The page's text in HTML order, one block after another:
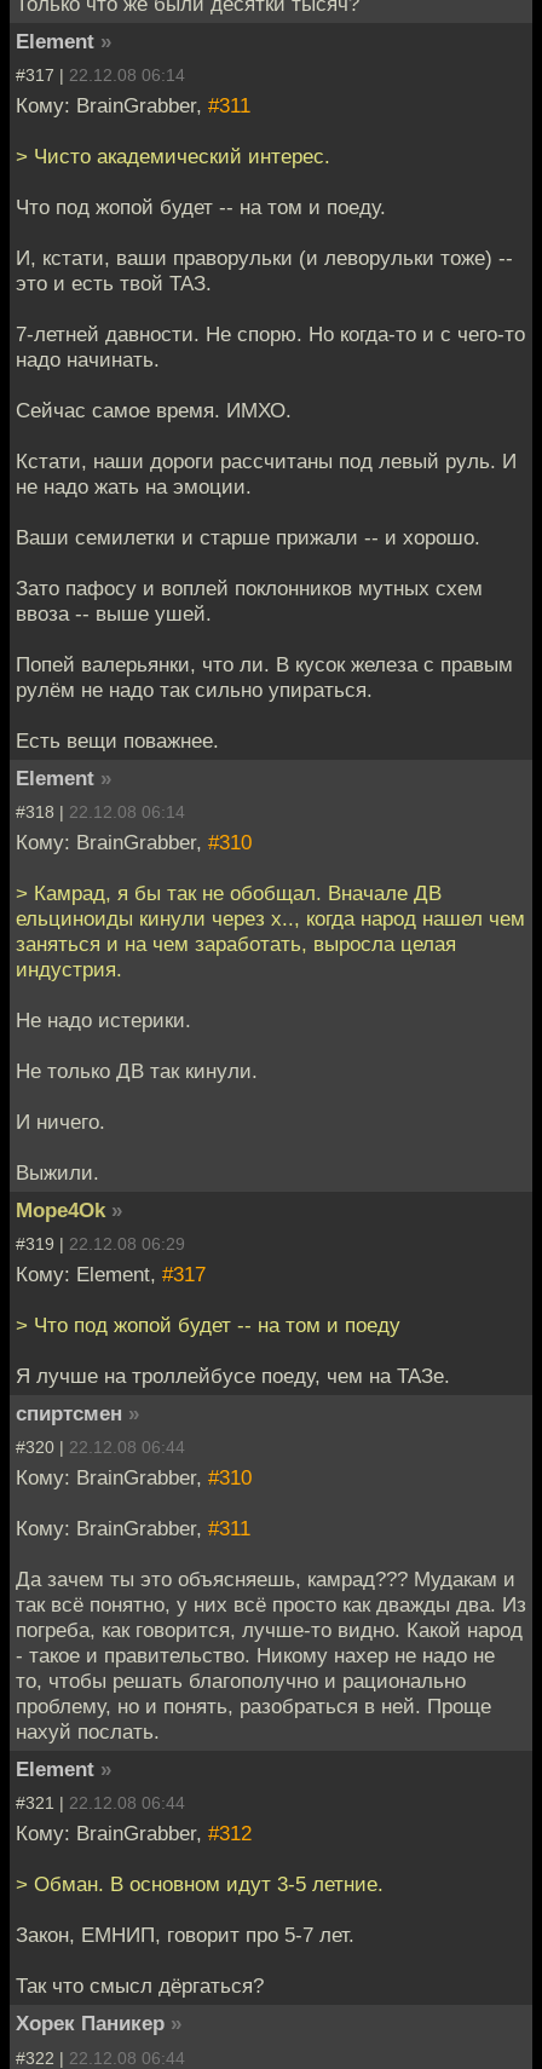
Element »
#317 | 22.12.08 06:14
Кому: BrainGrabber, #311
> Чисто академический интерес.
Что под жопой будет -- на том и поеду.
И, кстати, ваши праворульки (и леворульки тоже) --
это и есть твой ТАЗ.
7-летней давности. Не спорю. Но когда-то и с чего-то
надо начинать.
Сейчас самое время. ИМХО.
Кстати, наши дороги рассчитаны под левый руль. И
не надо жать на эмоции.
Ваши семилетки и старше прижали -- и хорошо.
Зато пафосу и воплей поклонников мутных схем
ввоза -- выше ушей.
Попей валерьянки, что ли. В кусок железа с правым
рулём не надо так сильно упираться.
Есть вещи поважнее.
Element »
#318 | 22.12.08 06:14
Кому: BrainGrabber, #310
> Камрад, я бы так не обобщал. Вначале ДВ
ельциноиды кинули через х.., когда народ нашел чем
заняться и на чем заработать, выросла целая
индустрия.
Не надо истерики.
Не только ДВ так кинули.
И ничего.
Выжили.
Mope4Ok »
#319 | 22.12.08 06:29
Кому: Element, #317
> Что под жопой будет -- на том и поеду
Я лучше на троллейбусе поеду, чем на ТАЗе.
спиртсмен »
#320 | 22.12.08 06:44
Кому: BrainGrabber, #310
Кому: BrainGrabber, #311
Да зачем ты это объясняешь, камрад??? Мудакам и
так всё понятно, у них всё просто как дважды два. Из
погреба, как говорится, лучше-то видно. Какой народ
- такое и правительство. Никому нахер не надо не
то, чтобы решать благополучно и рационально
проблему, но и понять, разобраться в ней. Проще
нахуй послать.
Element »
#321 | 22.12.08 06:44
Кому: BrainGrabber, #312
> Обман. В основном идут 3-5 летние.
Закон, ЕМНИП, говорит про 5-7 лет.
Так что смысл дёргаться?
Хорек Паникер »
#322 | 22.12.08 06:44